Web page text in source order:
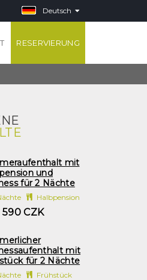
Deutsch
RESERVIERUNG
mit
und
für 2 Nächte
Halbpension
590 CZK
mit
für 2 Nächte
Frühstück